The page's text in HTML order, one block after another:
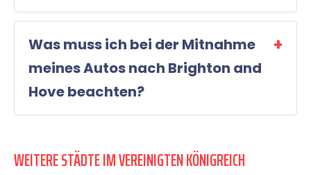
Was muss ich bei der Mitnahme
meines Autos nach Brighton and
Hove beachten?
WEITERE STÄDTE IM VEREINIGTEN KÖNIGREICH